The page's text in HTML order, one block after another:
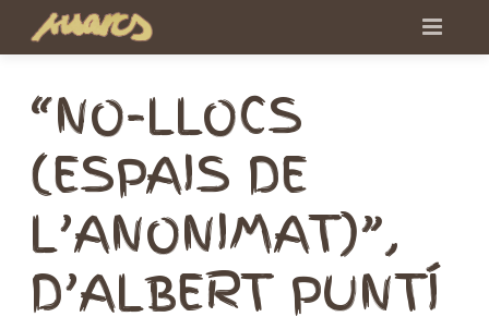
“NO-LLOCS
(ESPAIS DE
L’ANONIMAT)”,
D’ALBERT PUNTÍ